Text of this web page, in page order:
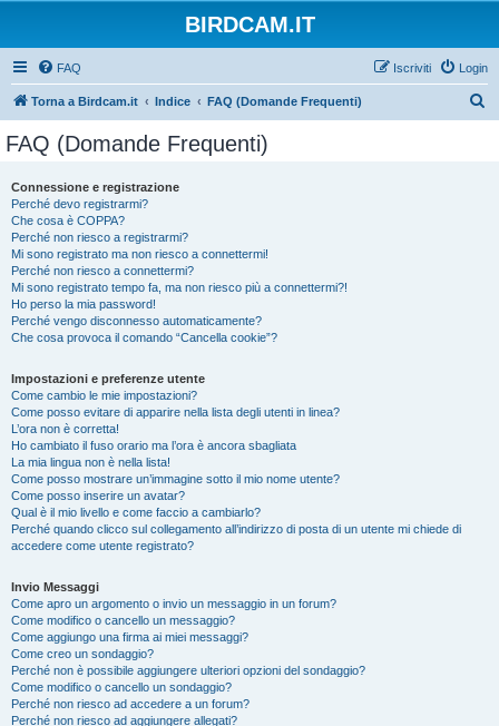
BIRDCAM.IT
FAQ Login
Iscriviti
Torna a Birdcam.it Indice FAQ (Domande Frequenti)
FAQ (Domande Frequenti)
Connessione e registrazione
Perché devo registrarmi?
Che cosa è COPPA?
Perché non riesco a registrarmi?
Mi sono registrato ma non riesco a connettermi!
Perché non riesco a connettermi?
Mi sono registrato tempo fa, ma non riesco più a connettermi?!
Ho perso la mia password!
Perché vengo disconnesso automaticamente?
Che cosa provoca il comando “Cancella cookie”?
Impostazioni e preferenze utente
Come cambio le mie impostazioni?
Come posso evitare di apparire nella lista degli utenti in linea?
L’ora non è corretta!
Ho cambiato il fuso orario ma l’ora è ancora sbagliata
La mia lingua non è nella lista!
Come posso mostrare un’immagine sotto il mio nome utente?
Come posso inserire un avatar?
Qual è il mio livello e come faccio a cambiarlo?
Perché quando clicco sul collegamento all’indirizzo di posta di un utente mi chiede di
accedere come utente registrato?
Invio Messaggi
Come apro un argomento o invio un messaggio in un forum?
Come modifico o cancello un messaggio?
Come aggiungo una firma ai miei messaggi?
Come creo un sondaggio?
Perché non è possibile aggiungere ulteriori opzioni del sondaggio?
Come modifico o cancello un sondaggio?
Perché non riesco ad accedere a un forum?
Perché non riesco ad aggiungere allegati?